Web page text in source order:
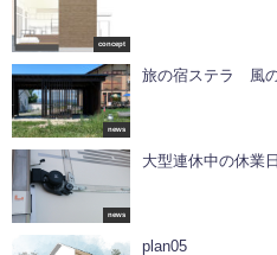
concept
news
旅の宿ステラ 風
news
大型連休中の休業
plan05